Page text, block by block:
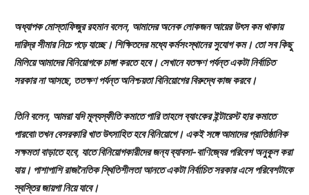
অধ্যাপক মোস্তাফিজুর রহমান বলেন, আমাদের অনেক লোকজন আয়ের উৎস কম থাকায়
দারিদ্র সীমার নিচে পড়ে যাচ্ছে। শিক্ষিতদের মধ্যে কর্মসংস্থানের সুযোগ কম। তো সব কিছু
মিলিয়ে আমাদের বিনিয়োগকে চাঙ্গা করতে হবে। সেখানে যতক্ষণ পর্যন্ত একটা নির্বাচিত
সরকার না আসছে, ততক্ষণ পর্যন্ত অনিশ্চয়তা বিনিয়োগের বিরুদ্ধে কাজ করবে।
তিনি বলেন, আমরা যদি মূল্যস্ফীতি কমাতে পারি তাহলে ব্যাংকের ইন্টারেস্ট হার কমাতে
পারবো৷ তখন বেসরকারি খাত উৎসাহিত হবে বিনিয়োগে। একই সঙ্গে আমাদের প্রাতিষ্ঠানিক
সক্ষমতা বাড়াতে হবে, যাতে বিনিয়োগকারীদের জন্য ব্যাবসা-বাণিজ্যের পরিবেশ অনুকূল করা
যায়। পাশাপাশি রাজনৈতিক স্থিতিশীলতা আনতে একটা নির্বাচিত সরকার এসে পরিবেশটাকে
স্বস্তির জায়গা নিয়ে যাবে।